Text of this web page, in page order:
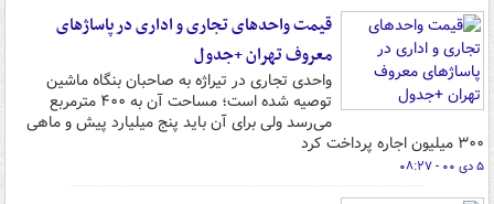
قیمت واحدهای تجاری و اداری در پاساژهای
معروف تهران +جدول
واحدی تجاری در تیراژه به صاحبان بنگاه ماشین
توصیه شده است؛ مساحت آن به ۴۰۰ مترمربع
می‌رسد ولی برای آن باید پنج میلیارد پیش و ماهی
۳۰۰ میلیون اجاره پرداخت کرد
۵ دی ۰۰ - ۰۸:۲۷